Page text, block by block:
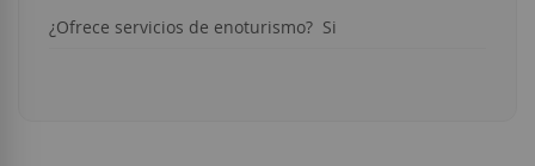
¿Ofrece servicios de enoturismo? Si